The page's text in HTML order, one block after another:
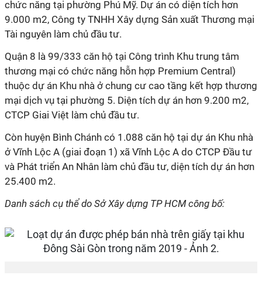
chức năng tại phường Phú Mỹ. Dự án có diện tích hơn
9.000 m2, Công ty TNHH Xây dựng Sản xuất Thương mại
Tài nguyên làm chủ đầu tư.
Quận 8 là 99/333 căn hộ tại Công trình Khu trung tâm
thương mại có chức năng hỗn hợp Premium Central)
thuộc dự án Khu nhà ở chung cư cao tầng kết hợp thương
mại dịch vụ tại phường 5. Diện tích dự án hơn 9.200 m2,
CTCP Giai Việt làm chủ đầu tư.
Còn huyện Bình Chánh có 1.088 căn hộ tại dự án Khu nhà
ở Vĩnh Lộc A (giai đoạn 1) xã Vĩnh Lộc A do CTCP Đầu tư
và Phát triển An Nhân làm chủ đầu tư, diện tích dự án hơn
25.400 m2.
Danh sách cụ thể do Sở Xây dựng TP HCM công bố: